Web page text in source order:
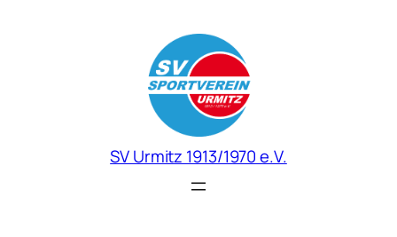
SV Urmitz 1913/1970 e.V.